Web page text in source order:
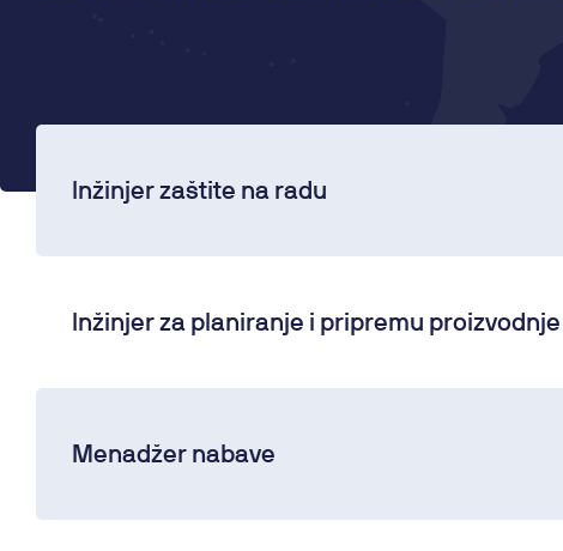
Inžinjer zaštite na radu
Inžinjer za planiranje i pripremu proizvodnje
Menadžer nabave